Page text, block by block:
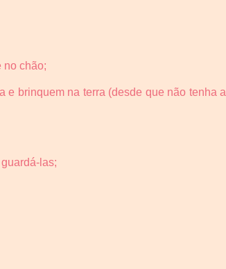
no chão;
e brinquem na terra (desde que não tenha a
las;